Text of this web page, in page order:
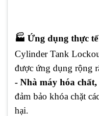
🏭 Ứng dụng thực tế
Cylinder Tank
được ứng dụng rộng
- Nhà máy hóa
đảm bảo khóa chặt
hại.